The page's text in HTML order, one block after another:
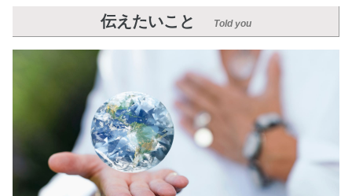
伝えたいこと Told you